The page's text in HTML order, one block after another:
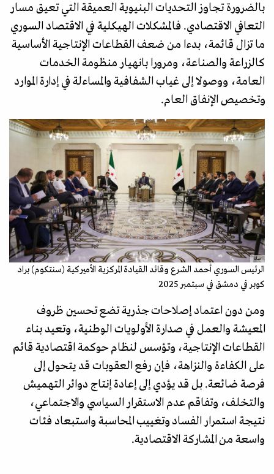
بالضرورة تجاوز التحديات البنيوية العميقة التي تعيق مسار
التعافي الاقتصادي. فالمشكلات الهيكلية في الاقتصاد السوري
ما تزال قائمة، بدءا من ضعف القطاعات الإنتاجية الأساسية
كالزراعة والصناعة، ومرورا بانهيار منظومة الخدمات
العامة، ووصولا إلى غياب الشفافية والمساءلة في إدارة الموارد
وتخصيص الإنفاق العام.
سانا
الرئيس السوري أحمد الشرع وقائد القيادة المركزية الأميركية (سنتكوم) براد
كوبر في دمشق في سبتمبر 2025
ومن دون اعتماد إصلاحات جذرية تضع تحسين ظروف
المعيشة والعمل في صدارة الأولويات الوطنية، وتعيد بناء
القطاعات الإنتاجية، وتؤسس لنظام حوكمة اقتصادية قائم
على الكفاءة والنزاهة، فإن رفع العقوبات قد يتحول إلى
فرصة ضائعة. بل قد يؤدي إلى إعادة إنتاج دوائر التهميش
والتخلف، وتفاقم عدم الاستقرار السياسي والاجتماعي،
نتيجة استمرار الفساد وتغييب المحاسبة واستبعاد فئات
واسعة من المشاركة الاقتصادية.